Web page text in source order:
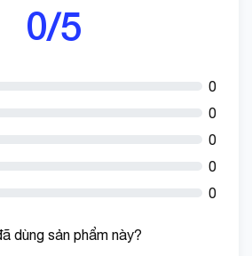
0/5
0
0
0
0
0
dùng sản phẩm này?